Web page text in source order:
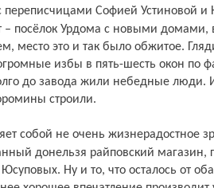
– посёлок Урдома с новыми
место это и так было обжитое.
избы в пять-шесть окон по
до завода жили небедные люди.
строили.
донельзя райповский магазин,
Ну и то, что осталось от